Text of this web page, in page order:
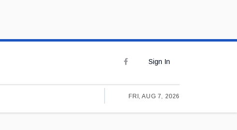
Sign In
FRI, AUG 7, 2026